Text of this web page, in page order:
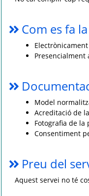
Com es fa
Presencialment
Model
Acreditació de
Fotografia de la
Consentiment
Preu del
Aquest servei no té